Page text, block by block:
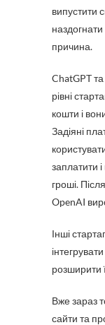
випустити
причина.
ChatGPT та
рівні
кошти і
Задіяні
заплатити
гроші.
OpenAI
Інші
розширити
Вже зараз
сайти та